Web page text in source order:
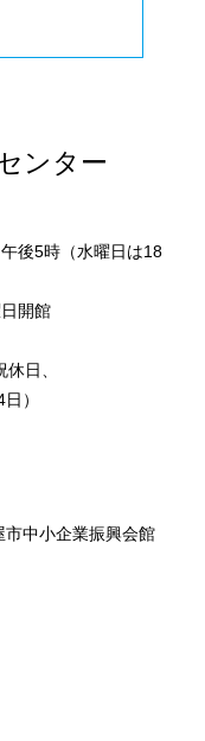
ンター
後5時（水曜日は18
開館
日、
）
中小企業振興会館